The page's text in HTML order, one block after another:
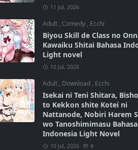
11 Jul, 2026
Adult , Comedy , Ecchi
Biyou Skill de Class no
Kawaiku Shitai Bahasa
Light novel
10 Jul, 2026
Adult , Download , Ecchi
Isekai ni Teni Shitara,
to Kekkon shite Kotei ni
Nattanode, Nobiri Harem
wo Tanoshimimasu Bahasa
Indonesia Light Novel
10 Jul, 2026 4